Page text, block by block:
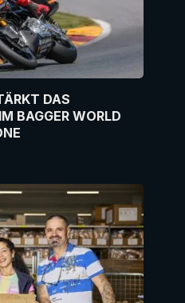
DAS
BAGGER WORLD